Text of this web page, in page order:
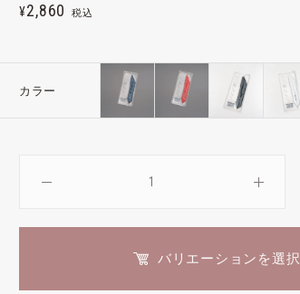
¥2,860 税込
カラー
バリエーションを選択